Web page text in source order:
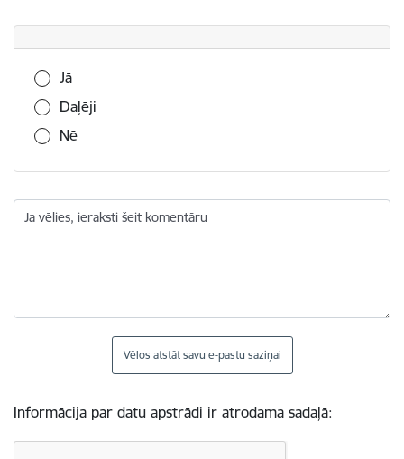
Vai šī informācija bija noderīga?
Jā
Daļēji
Nē
Ja vēlies, ieraksti šeit komentāru
Vēlos atstāt savu e-pastu saziņai
Informācija par datu apstrādi ir atrodama sadaļā: